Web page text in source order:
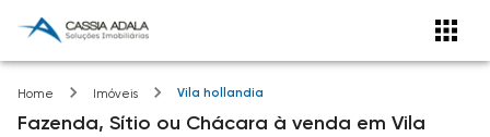
Home Imóveis Vila hollandia
Fazenda, Sítio ou Chácara à venda em Vila